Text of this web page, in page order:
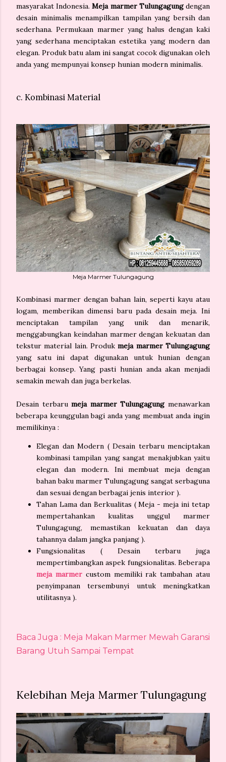
masyarakat Indonesia.Meja marmer Tulungagungdengan
desain minimalis menampilkan tampilan yang bersih dan
sederhana. Permukaan marmer yang halus dengan kaki
yang sederhana menciptakan estetika yang modern dan
elegan. Produk batu alam ini sangat cocok digunakan oleh
anda yang mempunyai konsep hunian modern minimalis.
c. Kombinasi Material
Meja Marmer Tulungagung
Kombinasi marmer dengan bahan lain, seperti kayu atau
logam, memberikan dimensi baru pada desain meja. Ini
menciptakan tampilan yang unik dan menarik,
menggabungkan keindahan marmer dengan kekuatan dan
tekstur material lain. Produkmeja marmer Tulungagung
yang satu ini dapat digunakan untuk hunian dengan
berbagai konsep. Yang pasti hunian anda akan menjadi
semakin mewah dan juga berkelas.
Desain terbarumeja marmer Tulungagungmenawarkan
beberapa keunggulan bagi anda yang membuat anda ingin
memilikinya :
Elegan dan Modern ( Desain terbaru menciptakan
kombinasi tampilan yang sangat menakjubkan yaitu
elegan dan modern. Ini membuat meja dengan
bahan baku marmer Tulungagung sangat serbaguna
dan sesuai dengan berbagai jenis interior ).
Tahan Lama dan Berkualitas ( Meja - meja ini tetap
mempertahankan kualitas unggul marmer
Tulungagung, memastikan kekuatan dan daya
tahannya dalam jangka panjang ).
Fungsionalitas ( Desain terbaru juga
mempertimbangkan aspek fungsionalitas. Beberapa
meja marmercustom memiliki rak tambahan atau
penyimpanan tersembunyi untuk meningkatkan
utilitasnya ).
Baca Juga : Meja Makan Marmer Mewah Garansi
Barang Utuh Sampai Tempat
Kelebihan Meja Marmer Tulungagung